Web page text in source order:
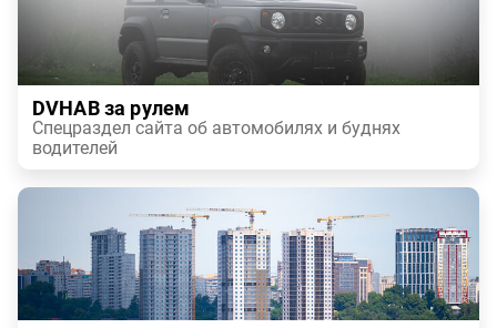
DVHAB за рулем
Спецраздел сайта об автомобилях и буднях
водителей